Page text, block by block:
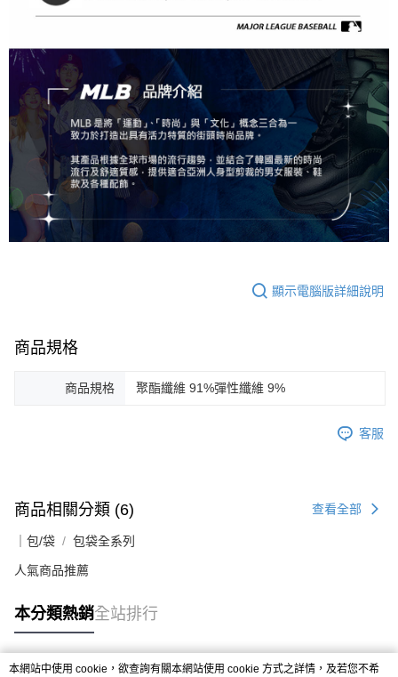
顯示電腦版詳細說明
商品規格
商品規格 聚酯纖維 91%彈性纖維 9%
客服
商品相關分類 (6) 查看全部
｜包/袋 包袋全系列
人氣商品推薦
本分類熱銷全站排行
本網站中使用 cookie，欲查詢有關本網站使用 cookie 方式之詳情，及若您不希